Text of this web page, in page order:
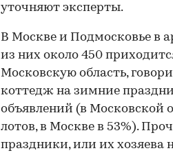
уточняют эксперты.
В Москве и Подмосковье в
из них около 450
Московскую область,
коттедж на зимние
объявлений (в Московской
лотов, в Москве в 53%).
праздники, или их хозяева